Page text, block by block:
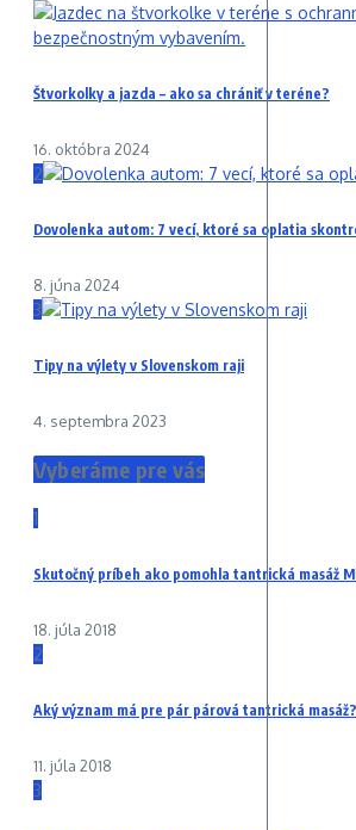
Štvorkolky a jazda – ako sa chrániť v teréne?
16. októbra 2024
2
Dovolenka autom: 7 vecí, ktoré sa oplatia
8. júna 2024
3
Tipy na výlety v Slovenskom raji
4. septembra 2023
Vyberáme pre vás
1
Skutočný príbeh ako pomohla tantrická masáž
18. júla 2018
2
Aký význam má pre pár párová tantrická masáž?
11. júla 2018
3